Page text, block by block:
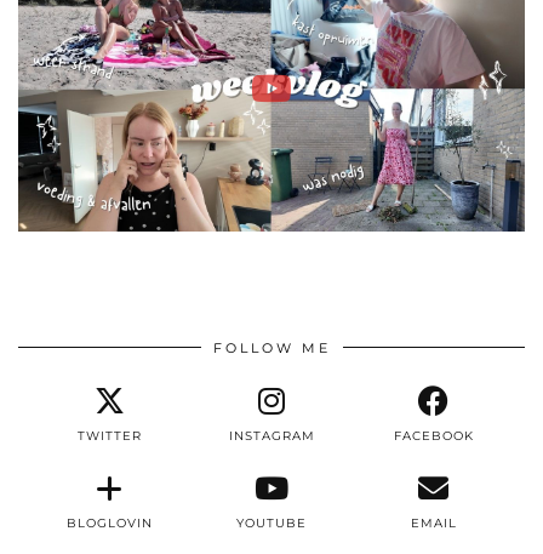
FOLLOW ME
TWITTER INSTAGRAM FACEBOOK
BLOGLOVIN YOUTUBE EMAIL